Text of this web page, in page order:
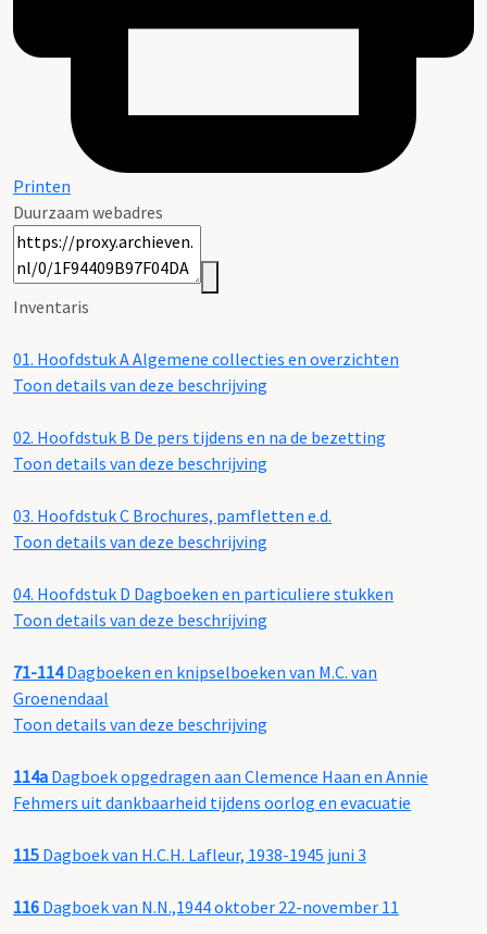
Printen
Duurzaam webadres
Inventaris
01. Hoofdstuk A Algemene collecties en overzichten
Toon details van deze beschrijving
02. Hoofdstuk B De pers tijdens en na de bezetting
Toon details van deze beschrijving
03. Hoofdstuk C Brochures, pamfletten e.d.
Toon details van deze beschrijving
04. Hoofdstuk D Dagboeken en particuliere stukken
Toon details van deze beschrijving
71-114Dagboeken en knipselboeken van M.C. van
Groenendaal
Toon details van deze beschrijving
114a Dagboek opgedragen aan Clemence Haan en Annie
Fehmers uit dankbaarheid tijdens oorlog en evacuatie
115 Dagboek van H.C.H. Lafleur, 1938-1945 juni 3
116 Dagboek van N.N.,1944 oktober 22-november 11